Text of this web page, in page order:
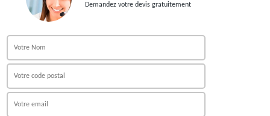
Demandez votre devis gratuitement